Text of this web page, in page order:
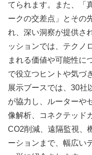
てられます。また、「
ークの交差点」とその
れ、深い洞察が提供さ
ッションでは、テクノ
まれる価値や可能性に
で役立つヒントや気づ
展示ブースでは、30社
が協力し、ルーターや
像解析、コネクテッド
CO2削減、遠隔監視、
ーションまで、幅広い